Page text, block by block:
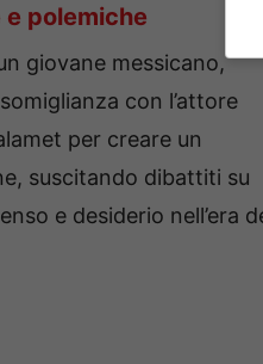
polemiche
giovane messicano,
con l’attore
per creare un
suscitando dibattiti su
e desiderio nell’era